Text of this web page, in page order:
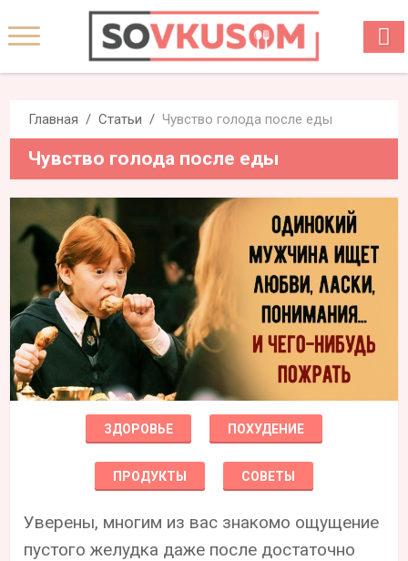
Главная Статьи Чувство голода после еды
Чувство голода после еды
ЗДОРОВЬЕ ПОХУДЕНИЕ
ПРОДУКТЫ СОВЕТЫ
Уверены, многим из вас знакомо ощущение
пустого желудка даже после достаточно